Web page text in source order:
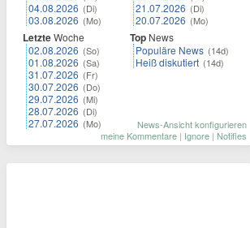
04.08.2026 (Di)
03.08.2026 (Mo)
LetzteWoche
02.08.2026 (So)
01.08.2026 (Sa)
31.07.2026 (Fr)
30.07.2026 (Do)
29.07.2026 (Mi)
28.07.2026 (Di)
27.07.2026 (Mo)
21.07.2026 (Di)
20.07.2026 (Mo)
Top News
Populäre News (14d)
Heiß diskutiert (14d)
News-Ansicht konfigurieren
meine Kommentare | Ignore | Notifies